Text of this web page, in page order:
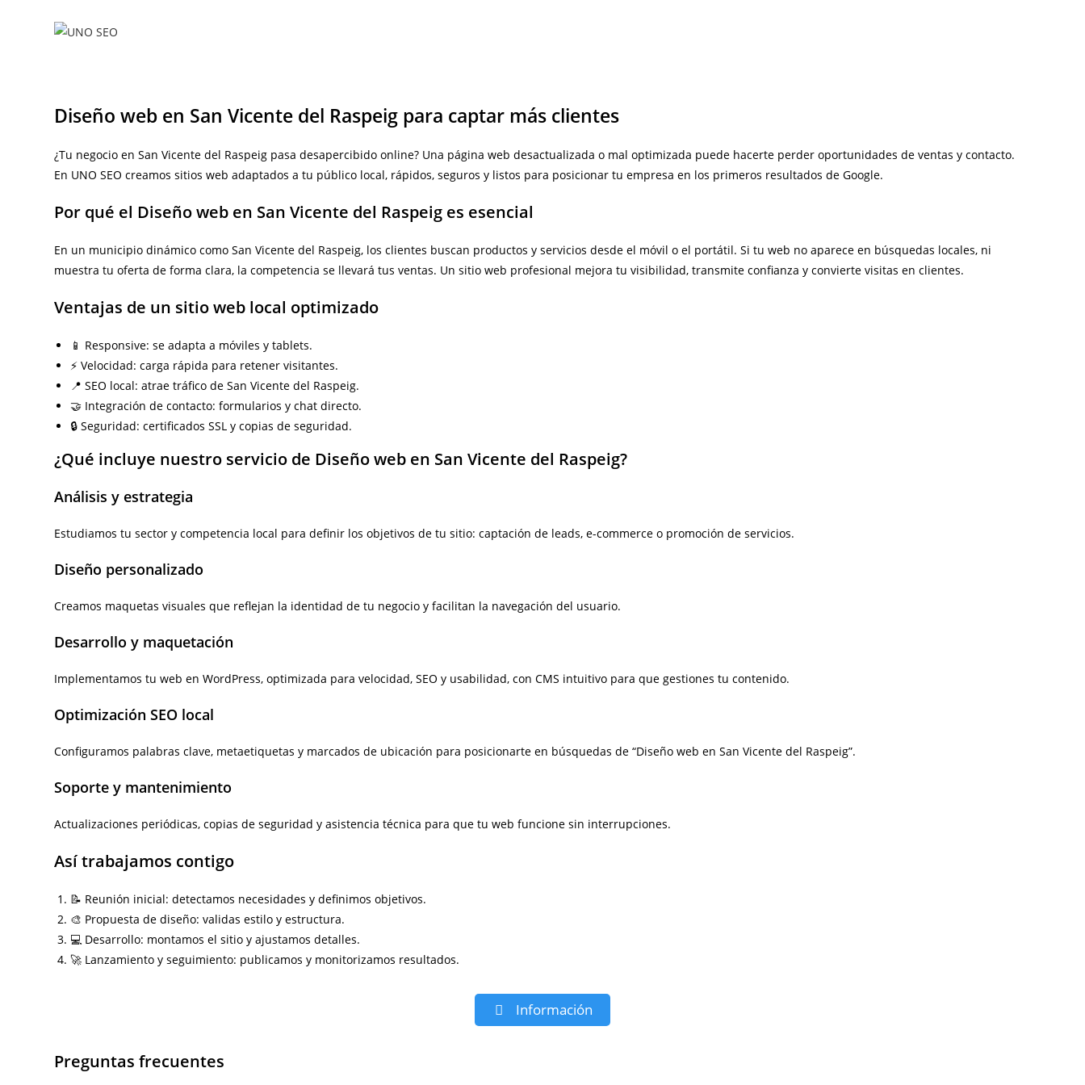
Diseño web en San Vicente del Raspeig para captar más clientes
¿Tu negocio en San Vicente del Raspeig pasa desapercibido online? Una página web desactualizada o mal optimizada puede hacerte perder oportunidades de ventas y contacto.
En UNO SEO creamos sitios web adaptados a tu público local, rápidos, seguros y listos para posicionar tu empresa en los primeros resultados de Google.
Por qué el Diseño web en San Vicente del Raspeig es esencial
En un municipio dinámico como San Vicente del Raspeig, los clientes buscan productos y servicios desde el móvil o el portátil. Si tu web no aparece en búsquedas locales, ni
muestra tu oferta de forma clara, la competencia se llevará tus ventas. Un sitio web profesional mejora tu visibilidad, transmite confianza y convierte visitas en clientes.
Ventajas de un sitio web local optimizado
📱 Responsive: se adapta a móviles y tablets.
⚡ Velocidad: carga rápida para retener visitantes.
📍 SEO local: atrae tráfico de San Vicente del Raspeig.
🤝 Integración de contacto: formularios y chat directo.
🔒 Seguridad: certificados SSL y copias de seguridad.
¿Qué incluye nuestro servicio de Diseño web en San Vicente del Raspeig?
Análisis y estrategia
Estudiamos tu sector y competencia local para definir los objetivos de tu sitio: captación de leads, e-commerce o promoción de servicios.
Diseño personalizado
Creamos maquetas visuales que reflejan la identidad de tu negocio y facilitan la navegación del usuario.
Desarrollo y maquetación
Implementamos tu web en WordPress, optimizada para velocidad, SEO y usabilidad, con CMS intuitivo para que gestiones tu contenido.
Optimización SEO local
Configuramos palabras clave, metaetiquetas y marcados de ubicación para posicionarte en búsquedas de “Diseño web en San Vicente del Raspeig”.
Soporte y mantenimiento
Actualizaciones periódicas, copias de seguridad y asistencia técnica para que tu web funcione sin interrupciones.
Así trabajamos contigo
📝 Reunión inicial: detectamos necesidades y definimos objetivos.
🎨 Propuesta de diseño: validas estilo y estructura.
💻 Desarrollo: montamos el sitio y ajustamos detalles.
🚀 Lanzamiento y seguimiento: publicamos y monitorizamos resultados.
Información
Preguntas frecuentes